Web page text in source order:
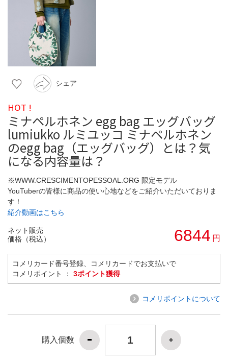
シェア
HOT !
ミナペルホネン egg bag エッグバッグ
lumiukko ルミユッコ ミナペルホネン
のegg bag（エッグバッグ）とは？気
になる内容量は？
※WWW.CRESCIMENTOPESSOAL.ORG 限定モデル
YouTuberの皆様に商品の使い心地などをご紹介いただいておりま
す！
紹介動画はこちら
ネット販売
価格（税込）
6844 円
コメリカード番号登録、コメリカードでお支払いで
コメリポイント ： 3ポイント獲得
コメリポイントについて
購入個数